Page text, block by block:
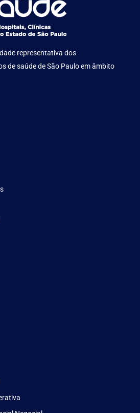
representativa dos
de saúde de São Paulo em âmbito